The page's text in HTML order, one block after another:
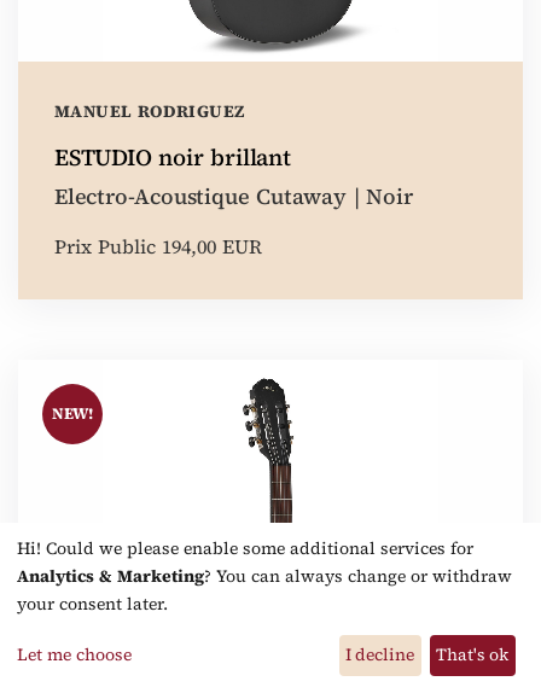
MANUEL RODRIGUEZ
ESTUDIO noir brillant
Electro-Acoustique Cutaway | Noir
Prix Public 194,00 EUR
NEW!
Hi! Could we please enable some additional services for
Analytics & Marketing? You can always change or withdraw
your consent later.
Let me choose I decline That's ok